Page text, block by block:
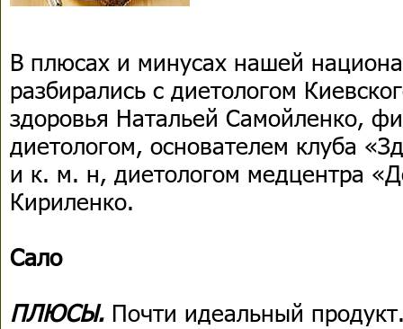
В плюсах и минусах нашей
разбирались с диетологом
здоровья Натальей Самойленко,
диетологом, основателем клуба
и к. м. н, диетологом медцентра
Кириленко.
Сало
ПЛЮСЫ. Почти идеальный